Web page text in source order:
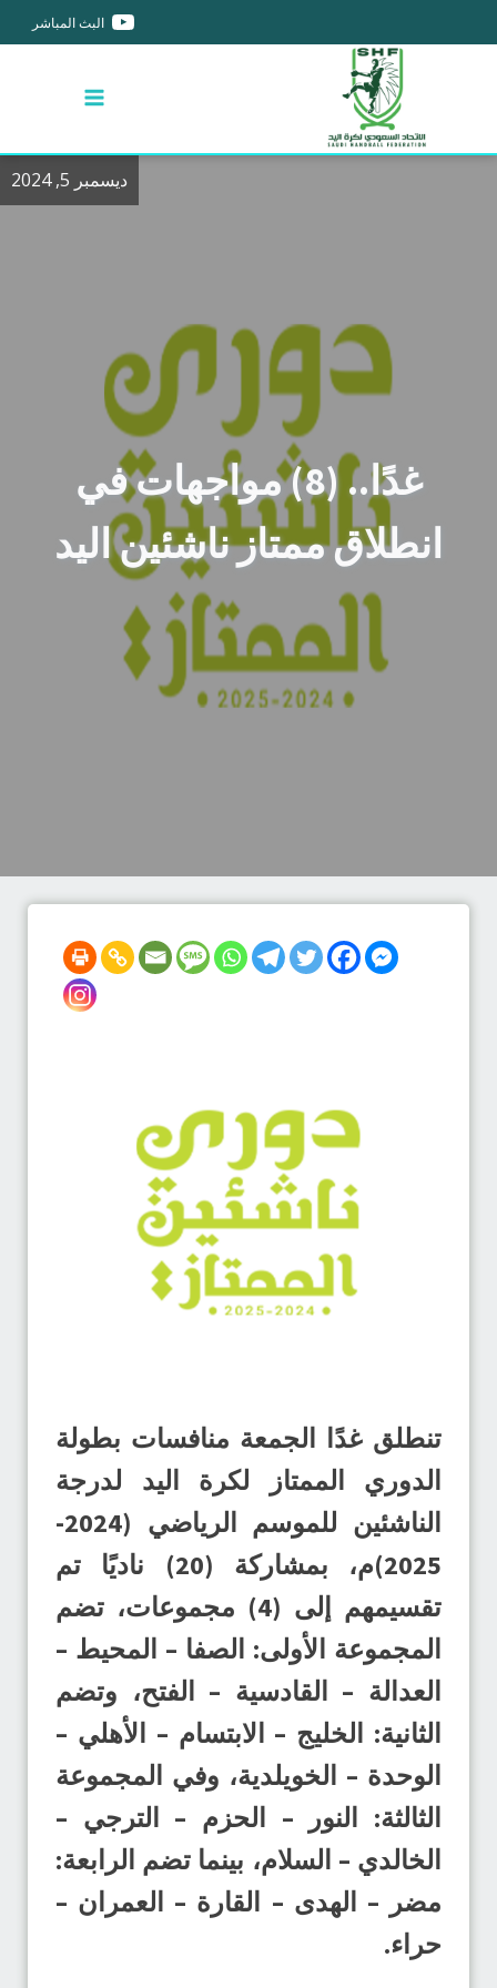
البث المباشر
ديسمبر 5, 2024
غدًا.. (8) مواجهات في
انطلاق ممتاز ناشئين اليد
تنطلق غدًا الجمعة منافسات بطولة
الدوري الممتاز لكرة اليد لدرجة
الناشئين للموسم الرياضي (2024-
2025)م، بمشاركة (20) ناديًا تم
تقسيمهم إلى (4) مجموعات، تضم
المجموعة الأولى: الصفا – المحيط –
العدالة – القادسية – الفتح، وتضم
الثانية: الخليج – الابتسام – الأهلي –
الوحدة – الخويلدية، وفي المجموعة
الثالثة: النور – الحزم – الترجي –
الخالدي – السلام، بينما تضم الرابعة:
مضر – الهدى – القارة – العمران –
حراء.